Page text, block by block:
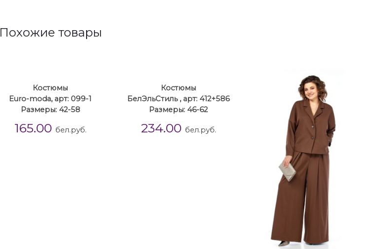
Похожие товары
Костюмы
Euro-moda, арт: 099-1
Размеры: 42-58
165.00 бел.руб.
Костюмы
БелЭльСтиль , арт: 412+586
Размеры: 46-62
234.00 бел.руб.